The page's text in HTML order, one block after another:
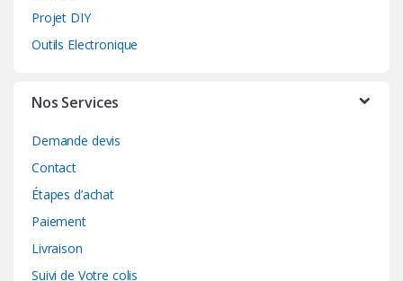
Projet DIY
Outils Electronique
Nos Services
Demande devis
Contact
Étapes d’achat
Paiement
Livraison
Suivi de Votre colis